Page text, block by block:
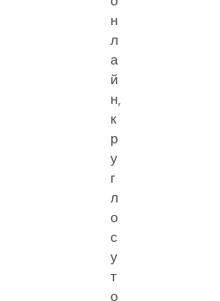
н
л
а
й
н,
к
р
у
г
л
о
с
у
т
о